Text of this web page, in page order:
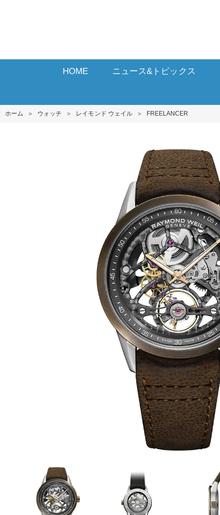
HOME ニュース&トピックス
ホーム ＞ ウォッチ ＞ レイモンド ウェイル ＞ FREELANCER